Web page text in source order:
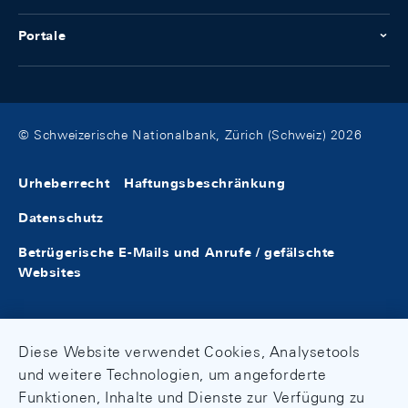
Portale
© Schweizerische Nationalbank, Zürich (Schweiz) 2026
Urheberrecht Haftungsbeschränkung
Datenschutz
Betrügerische E-Mails und Anrufe / gefälschte
Websites
Diese Website verwendet Cookies, Analysetools
und weitere Technologien, um angeforderte
Funktionen, Inhalte und Dienste zur Verfügung zu